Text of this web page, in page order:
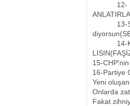
12-
13-Senin
14-
15-
16-Partiye
Yeni
Onlarda
Fakat